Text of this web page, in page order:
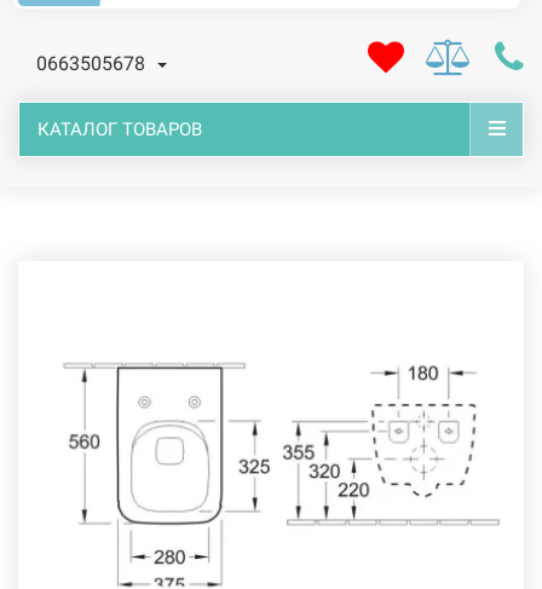
0663505678
КАТАЛОГ ТОВАРОВ